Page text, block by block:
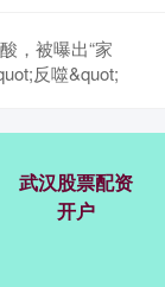
，被曝出“家
反噬&quot;
武汉股票配资
开户